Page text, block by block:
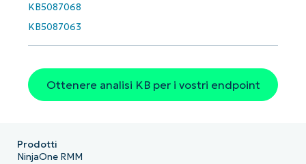
KB5087068
KB5087063
Ottenere analisi KB per i vostri endpoint
Prodotti
NinjaOne RMM